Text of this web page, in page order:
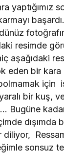
yaptığımız
resimde
aşağıdaki
eden bir kara
için
bir kuş,
Bugüne
dışımda
diliyor,
sonsuz